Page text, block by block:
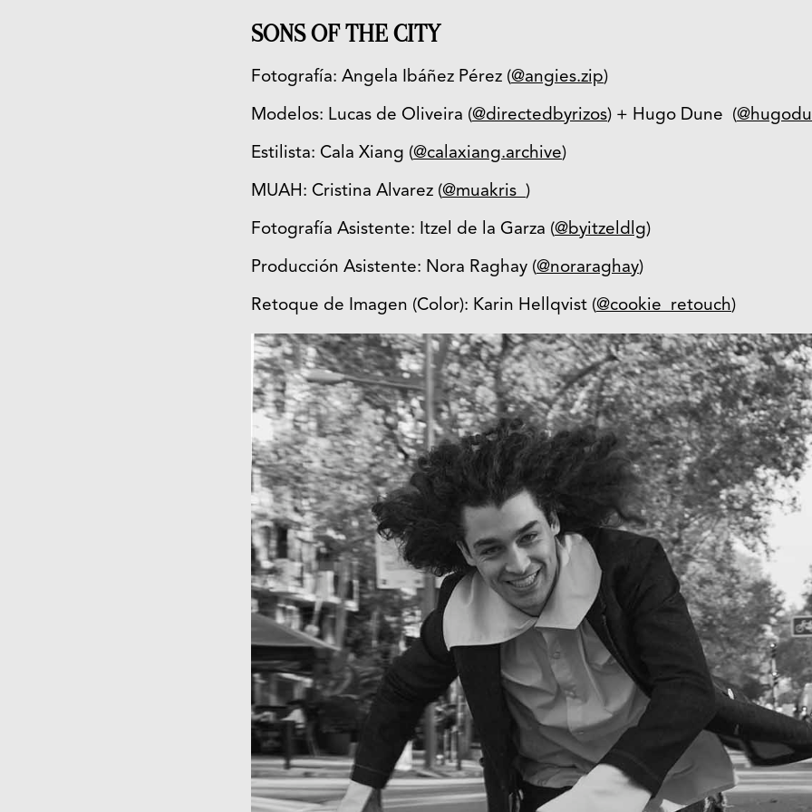
SONS OF THE CITY
Fotografía: Angela Ibáñez Pérez (@angies.zip)
Modelos: Lucas de Oliveira (@directedbyrizos) + Hugo Dune (
Estilista: Cala Xiang (@calaxiang.archive)
MUAH: Cristina Alvarez (@muakris_ )
Fotografía Asistente: Itzel de la Garza (@byitzeldlg)
Producción Asistente: Nora Raghay (@noraraghay)
Retoque de Imagen (Color): Karin Hellqvist (@cookie_retouch)